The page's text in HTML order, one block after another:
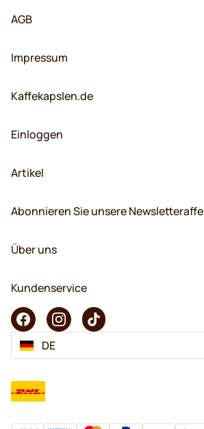
AGB
Impressum
Kaffekapslen.de
Einloggen
Artikel
Abonnieren Sie unsere Newsletteraffe
Über uns
Kundenservice
DE